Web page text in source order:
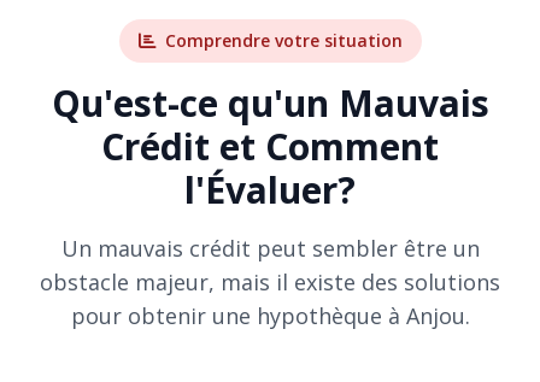
Comprendre votre situation
Qu'est-ce qu'un Mauvais
Crédit et Comment
l'Évaluer?
Un mauvais crédit peut sembler être un
obstacle majeur, mais il existe des solutions
pour obtenir une hypothèque à Anjou.